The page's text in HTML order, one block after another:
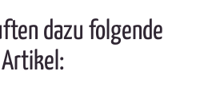
dazu folgende
Artikel: